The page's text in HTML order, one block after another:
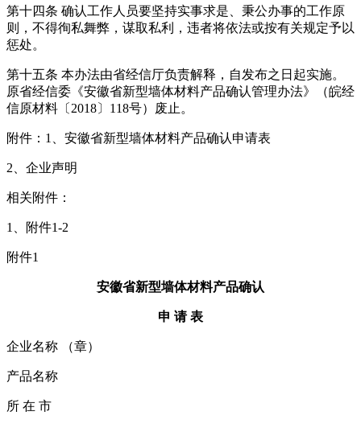
第十四条 确认工作人员要坚持实事求是、秉公办事的工作原
则，不得徇私舞弊，谋取私利，违者将依法或按有关规定予以
惩处。
第十五条 本办法由省经信厅负责解释，自发布之日起实施。
原省经信委《安徽省新型墙体材料产品确认管理办法》（皖经
信原材料〔2018〕118号）废止。
附件：1、安徽省新型墙体材料产品确认申请表
2、企业声明
相关附件：
1、附件1-2
附件1
安徽省新型墙体材料产品确认
申 请 表
企业名称 （章）
产品名称
所 在 市